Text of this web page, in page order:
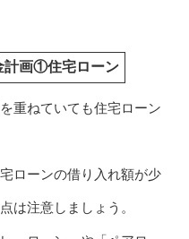
計画①住宅ローン
重ねていても住宅ローン
ローンの借り入れ額が少
は注意しましょう。